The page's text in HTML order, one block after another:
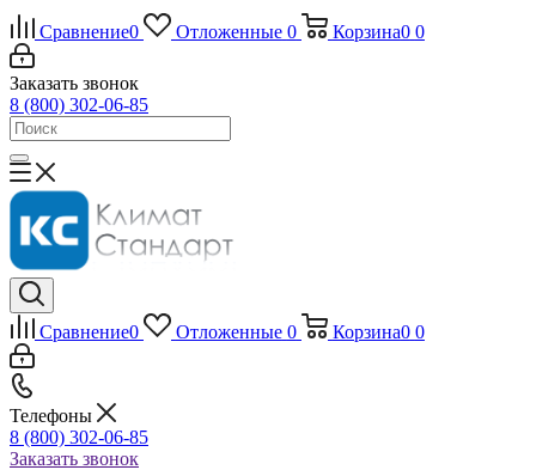
Сравнение0 Отложенные 0 Корзина0 0
Заказать звонок
8 (800) 302-06-85
Сравнение0 Отложенные 0 Корзина0 0
Телефоны
8 (800) 302-06-85
Заказать звонок